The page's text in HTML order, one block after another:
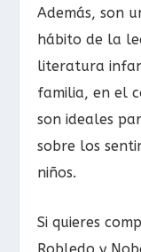
Además, son
hábito de la
literatura
familia, en el
son ideales
sobre los
niños.
Si quieres
Robledo y